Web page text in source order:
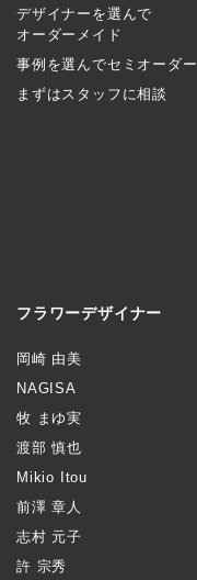
デザイナーを選んで
オーダーメイド
事例を選んでセミオーダー
まずはスタッフに相談
フラワーデザイナー
岡崎 由美
NAGISA
牧 まゆ実
渡部 慎也
Mikio Itou
前澤 章人
志村 元子
許 宗秀